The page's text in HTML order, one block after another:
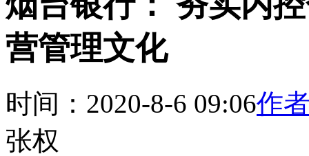
营管理文化
时间：2020-8-6 09:06作
张权